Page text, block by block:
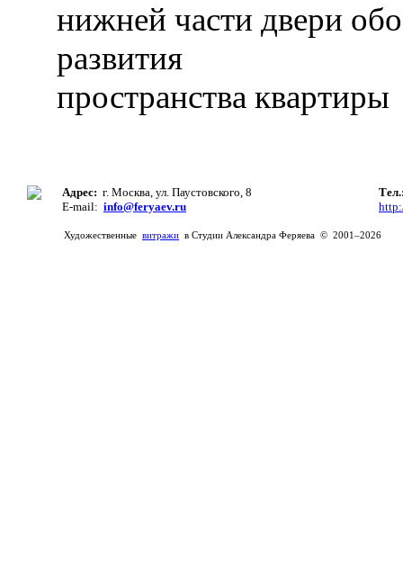
нижней части двери
развития
пространства квартиры
Адрес: г. Москва, ул. Паустовского, 8
E-mail: info@feryaev.ru
Художественные витражи в Студии Александра Феряева © 2001–2026